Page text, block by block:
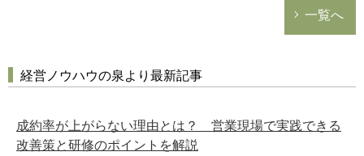
一覧へ
経営ノウハウの泉より最新記事
成約率が上がらない理由とは？ 営業現場で実践できる
改善策と研修のポイントを解説